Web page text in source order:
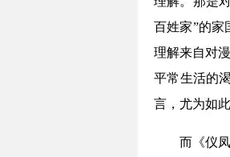
百姓家”的家
理解来自对
平常生活的
言，尤为如此
而《仪